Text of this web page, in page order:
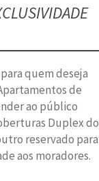
quem deseja
de
ao público
Duplex do
reservado para
aos moradores.